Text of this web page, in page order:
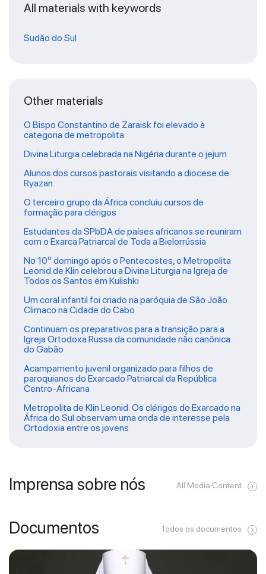
All materials with keywords
Sudão do Sul
Other materials
O Bispo Constantino de Zaraisk foi elevado à
categoria de metropolita
Divina Liturgia celebrada na Nigéria durante o jejum
Alunos dos cursos pastorais visitando a diocese de
Ryazan
O terceiro grupo da África concluiu cursos de
formação para clérigos
Estudantes da SPbDA de países africanos se reuniram
com o Exarca Patriarcal de Toda a Bielorrússia
No 10º domingo após o Pentecostes, o Metropolita
Leonid de Klin celebrou a Divina Liturgia na Igreja de
Todos os Santos em Kulishki
Um coral infantil foi criado na paróquia de São João
Climaco na Cidade do Cabo
Continuam os preparativos para a transição para a
Igreja Ortodoxa Russa da comunidade não canônica
do Gabão
Acampamento juvenil organizado para filhos de
paroquianos do Exarcado Patriarcal da República
Centro-Africana
Metropolita de Klin Leonid: Os clérigos do Exarcado na
África do Sul observam uma onda de interesse pela
Ortodoxia entre os jovens
Imprensa sobre nós All Media Content
Documentos Todos os documentos